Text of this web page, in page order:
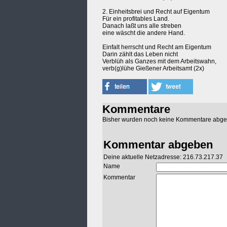
2. Einheitsbrei und Recht auf Eigentum
Für ein profitables Land.
Danach laßt uns alle streben
eine wäscht die andere Hand.
Einfalt herrscht und Recht am Eigentum
Darin zählt das Leben nicht
Verblüh als Ganzes mit dem Arbeitswahn,
verb(g)lühe Gießener Arbeitsamt (2x)
Kommentare
Bisher wurden noch keine Kommentare
Kommentar abgeben
Deine aktuelle Netzadresse: 216.73.217.37
Name
Kommentar